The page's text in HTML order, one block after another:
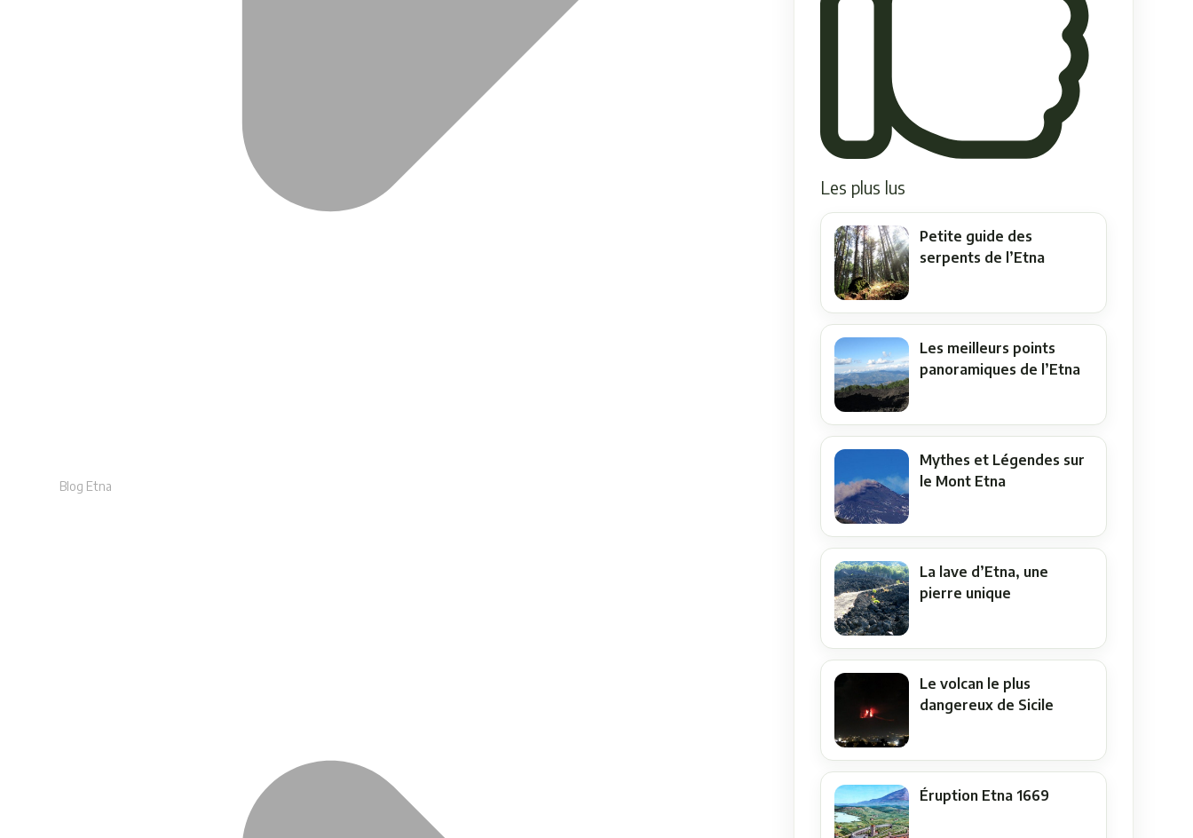
Blog Etna
Les plus lus
Petite guide des
serpents de l’Etna
Les meilleurs points
panoramiques de l’Etna
Mythes et Légendes sur
le Mont Etna
La lave d’Etna, une
pierre unique
Le volcan le plus
dangereux de Sicile
Éruption Etna 1669